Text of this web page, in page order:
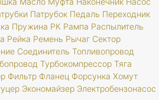
Патрубок Педаль Переходник
Пружина РК Рампа Распылитель
Рейка Ремень Рычаг Сектор
Соединитель Топливопровод
Турбокомпрессор Тяга
Фильтр Фланец Форсунка Хомут
Экономайзер Электробензонасос